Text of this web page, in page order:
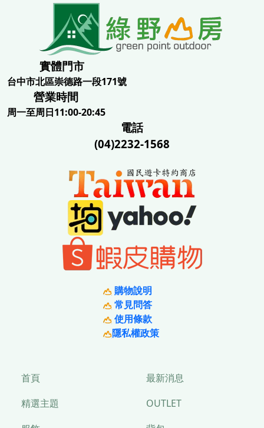
實體門市
台中市北區崇德路一段171號
營業時間
周一至周日11:00-20:45
電話
(04)2232-1568
購物說明
常見問答
使用條款
隱私權政策
首頁
最新消息
精選主題
OUTLET